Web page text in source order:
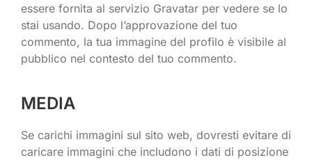
essere fornita al servizio Gravatar per vedere se lo
stai usando. Dopo l’approvazione del tuo
commento, la tua immagine del profilo è visibile al
pubblico nel contesto del tuo commento.
MEDIA
Se carichi immagini sul sito web, dovresti evitare di
caricare immagini che includono i dati di posizione